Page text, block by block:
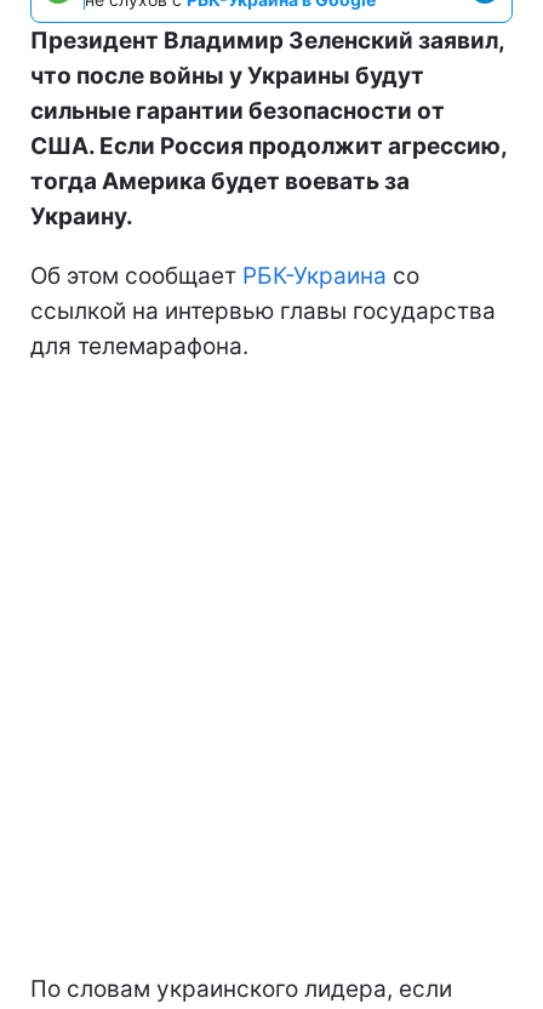
Президент Владимир Зеленский заявил,
что после войны у Украины будут
сильные гарантии безопасности от
США. Если Россия продолжит агрессию,
тогда Америка будет воевать за
Украину.
Об этом сообщает РБК-Украина со
ссылкой на интервью главы государства
для телемарафона.
По словам украинского лидера, если